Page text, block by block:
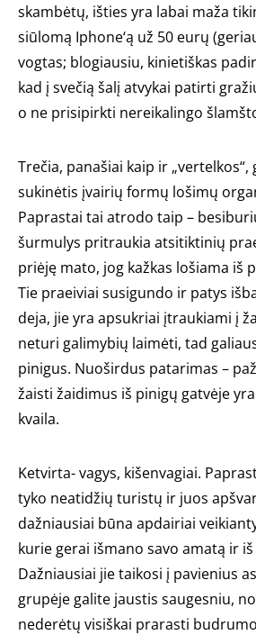
skambėtų, išties yra labai maža
siūlomą Iphone‘ą už 50 eurų
vogtas; blogiausiu, kinietiškas
kad į svečią šalį atvykai patirti
o ne prisipirkti nereikalingo
Trečia, panašiai kaip ir „vertelkos“,
sukinėtis įvairių formų lošimų
Paprastai tai atrodo taip –
šurmulys pritraukia atsitiktinių
priėję mato, jog kažkas lošiama iš
Tie praeiviai susigundo ir patys
deja, jie yra apsukriai įtraukiami į
neturi galimybių laimėti, tad
pinigus. Nuoširdus patarimas –
žaisti žaidimus iš pinigų gatvėje
kvaila.
Ketvirta- vagys, kišenvagiai.
tyko neatidžių turistų ir juos
dažniausiai būna apdairiai
kurie gerai išmano savo amatą ir
Dažniausiai jie taikosi į pavienius
grupėje galite jaustis saugesniu,
nederėtų visiškai prarasti